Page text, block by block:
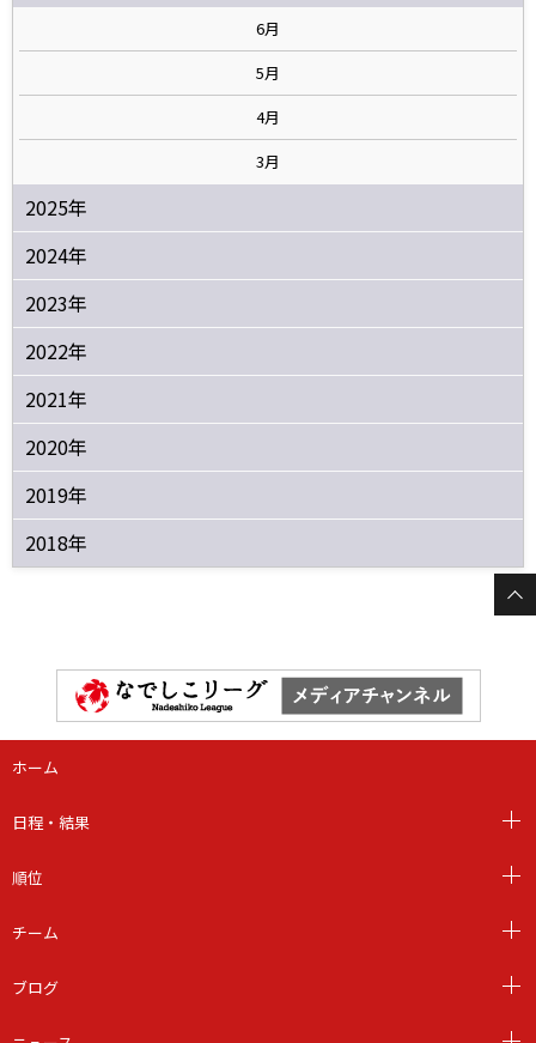
6月
5月
4月
3月
2025年
2024年
2023年
2022年
2021年
2020年
2019年
2018年
ホーム
日程・結果
順位
チーム
ブログ